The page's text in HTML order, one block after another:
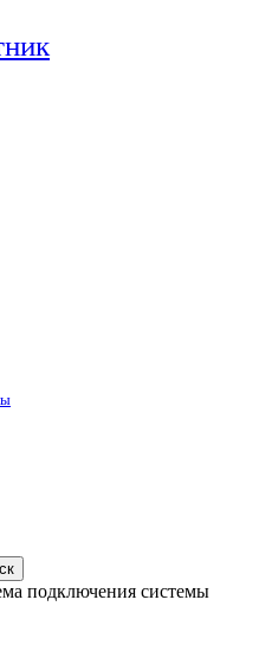
подключения системы